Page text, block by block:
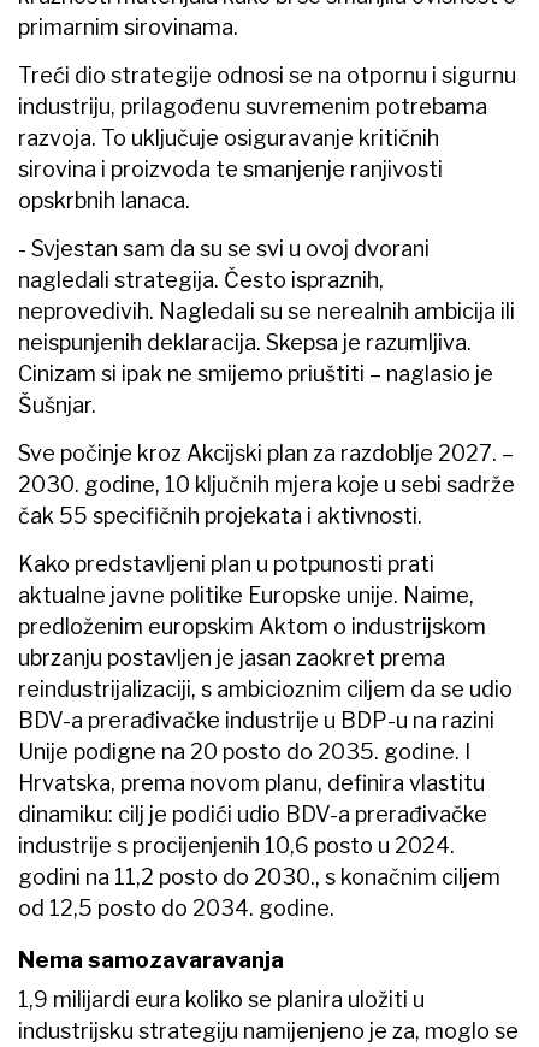
primarnim sirovinama.
Treći dio strategije odnosi se na otpornu i sigurnu
industriju, prilagođenu suvremenim potrebama
razvoja. To uključuje osiguravanje kritičnih
sirovina i proizvoda te smanjenje ranjivosti
opskrbnih lanaca.
- Svjestan sam da su se svi u ovoj dvorani
nagledali strategija. Često ispraznih,
neprovedivih. Nagledali su se nerealnih ambicija ili
neispunjenih deklaracija. Skepsa je razumljiva.
Cinizam si ipak ne smijemo priuštiti – naglasio je
Šušnjar.
Sve počinje kroz Akcijski plan za razdoblje 2027. –
2030. godine, 10 ključnih mjera koje u sebi sadrže
čak 55 specifičnih projekata i aktivnosti.
Kako predstavljeni plan u potpunosti prati
aktualne javne politike Europske unije. Naime,
predloženim europskim Aktom o industrijskom
ubrzanju postavljen je jasan zaokret prema
reindustrijalizaciji, s ambicioznim ciljem da se udio
BDV-a prerađivačke industrije u BDP-u na razini
Unije podigne na 20 posto do 2035. godine. I
Hrvatska, prema novom planu, definira vlastitu
dinamiku: cilj je podići udio BDV-a prerađivačke
industrije s procijenjenih 10,6 posto u 2024.
godini na 11,2 posto do 2030., s konačnim ciljem
od 12,5 posto do 2034. godine.
Nema samozavaravanja
1,9 milijardi eura koliko se planira uložiti u
industrijsku strategiju namijenjeno je za, moglo se